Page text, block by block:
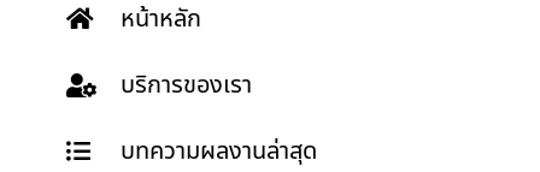
หน้าหลัก
บริการของเรา
บทความผลงานล่าสุด